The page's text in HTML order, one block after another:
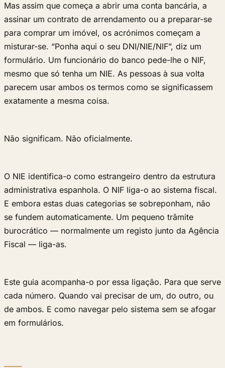
Mas assim que começa a abrir uma conta bancária, a
assinar um contrato de arrendamento ou a preparar-se
para comprar um imóvel, os acrónimos começam a
misturar-se. “Ponha aqui o seu DNI/NIE/NIF”, diz um
formulário. Um funcionário do banco pede-lhe o NIF,
mesmo que só tenha um NIE. As pessoas à sua volta
parecem usar ambos os termos como se significassem
exatamente a mesma coisa.
Não significam. Não oficialmente.
O NIE identifica-o como estrangeiro dentro da estrutura
administrativa espanhola. O NIF liga-o ao sistema fiscal.
E embora estas duas categorias se sobreponham, não
se fundem automaticamente. Um pequeno trâmite
burocrático — normalmente um registo junto da Agência
Fiscal — liga-as.
Este guia acompanha-o por essa ligação. Para que serve
cada número. Quando vai precisar de um, do outro, ou
de ambos. E como navegar pelo sistema sem se afogar
em formulários.